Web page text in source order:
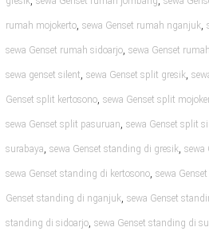
rumah mojokerto, sewa Genset rumah nganjuk,
sewa Genset rumah sidoarjo, sewa Genset
sewa genset silent, sewa Genset split gresik,
Genset split kertosono, sewa Genset split
sewa Genset split pasuruan, sewa Genset split
surabaya, sewa Genset standing di gresik, sewa
sewa Genset standing di kertosono, sewa
Genset standing di nganjuk, sewa Genset
standing di sidoarjo, sewa Genset standing di